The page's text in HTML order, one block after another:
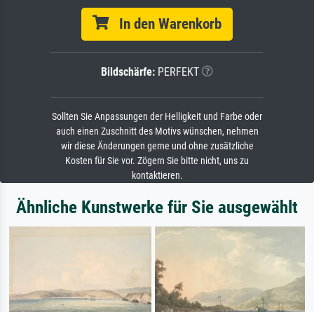
In den Warenkorb
Bildschärfe: PERFEKT
Sollten Sie Anpassungen der Helligkeit und Farbe oder
auch einen Zuschnitt des Motivs wünschen, nehmen
wir diese Änderungen gerne und ohne zusätzliche
Kosten für Sie vor. Zögern Sie bitte nicht, uns zu
kontaktieren.
Ähnliche Kunstwerke für Sie ausgewählt